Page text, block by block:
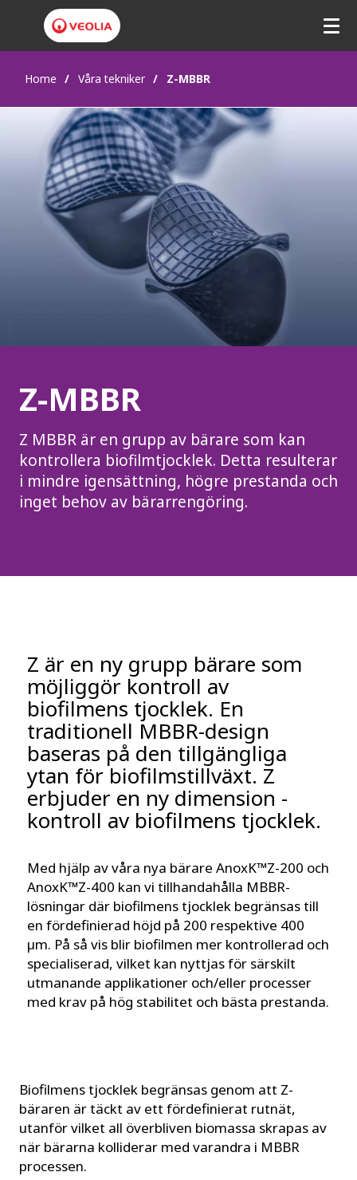
Home Våra tekniker Z-MBBR
Z-MBBR
Z MBBR är en grupp av bärare som kan
kontrollera biofilmtjocklek. Detta resulterar
i mindre igensättning, högre prestanda och
inget behov av bärarrengöring.
Z är en ny grupp bärare som
möjliggör kontroll av
biofilmens tjocklek. En
traditionell MBBR-design
baseras på den tillgängliga
ytan för biofilmstillväxt. Z
erbjuder en ny dimension -
kontroll av biofilmens tjocklek.
Med hjälp av våra nya bärare AnoxK™Z-200 och
AnoxK™Z-400 kan vi tillhandahålla MBBR-
lösningar där biofilmens tjocklek begränsas till
en fördefinierad höjd på 200 respektive 400
µm. På så vis blir biofilmen mer kontrollerad och
specialiserad, vilket kan nyttjas för särskilt
utmanande applikationer och/eller processer
med krav på hög stabilitet och bästa prestanda.
Biofilmens tjocklek begränsas genom att Z-
bäraren är täckt av ett fördefinierat rutnät,
utanför vilket all överbliven biomassa skrapas av
när bärarna kolliderar med varandra i MBBR
processen.